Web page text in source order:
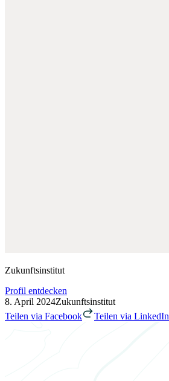
Zukunftsinstitut
Profil entdecken
8. April 2024Zukunftsinstitut
Teilen via Facebook
Teilen via LinkedIn